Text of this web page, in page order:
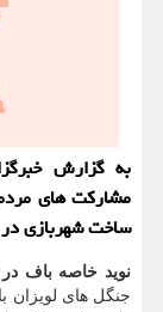
به گزارش
مشارکت های
ساخت شهربازی در
نوید خاصه باف در
جنگل های لویزان